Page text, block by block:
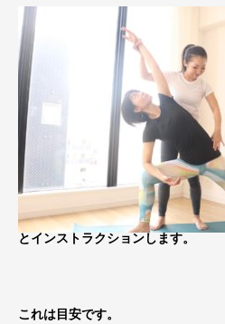
とインストラクションします。
これは目安です。